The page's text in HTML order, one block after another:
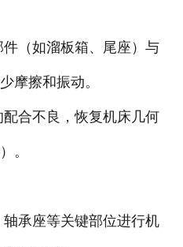
（如溜板箱、尾座）与
摩擦和振动。
合不良，恢复机床几何
。
承座等关键部位进行机